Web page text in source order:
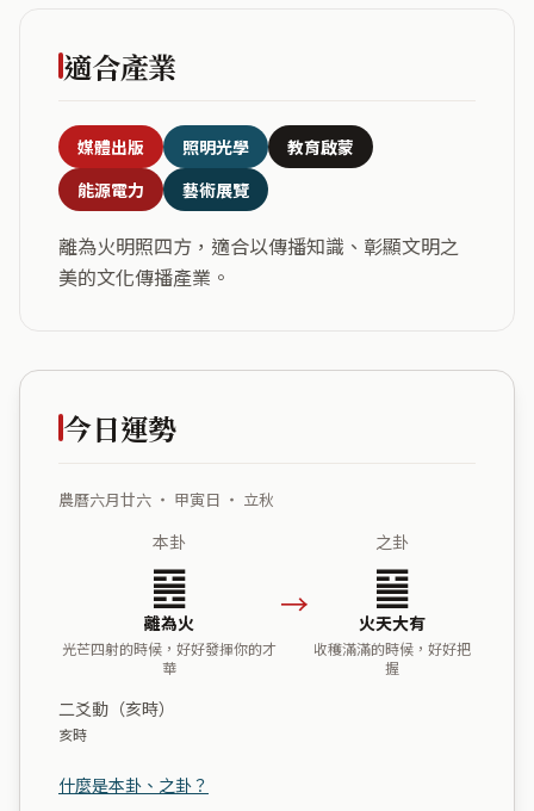
適合產業
媒體出版 照明光學
教育啟蒙
能源電力
藝術展覽
離為火明照四方，適合以傳播知識、彰顯文明之
美的文化傳播產業。
今日運勢
農曆六月廿六 ・ 甲寅日 ・ 立秋
本卦
䷝
離為火
光芒四射的時候，好好發揮你的才
華
→
之卦
䷍
火天大有
收穫滿滿的時候，好好把
握
二爻動（亥時）
亥時
什麼是本卦、之卦？